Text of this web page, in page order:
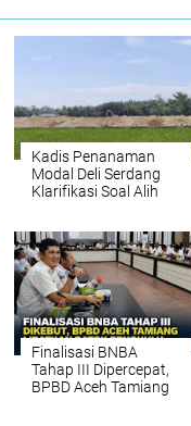
Kadis Penanaman
Modal Deli Serdang
Klarifikasi Soal Alih
Labu
Finalisasi BNBA
Tahap III Dipercepat,
BPBD Aceh Tamiang